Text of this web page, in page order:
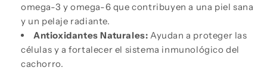
omega-3 y omega-6 que contribuyen a una piel sana
y un pelaje radiante.
Antioxidantes Naturales: Ayudan a proteger las
células y a fortalecer el sistema inmunológico del
cachorro.